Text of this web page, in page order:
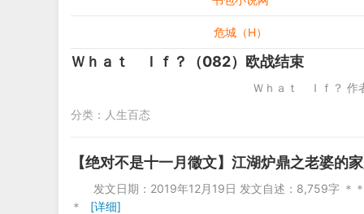
危城（H）
Ｗｈａｔ Ｉｆ？（082）欧战结束
Ｗｈａｔ Ｉｆ？ 作者：Nino
分类： 人生百态
【绝对不是十一月徵文】江湖炉鼎之老婆的
发文日期：2019年12月19日 发文自述：8,759字 ＊
＊
[详细]